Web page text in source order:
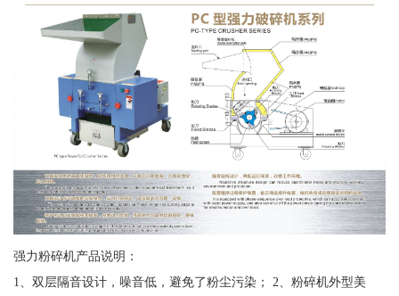
强力粉碎机产品说明：
1、双层隔音设计，噪音低，避免了粉尘污染； 2、粉碎机外型美